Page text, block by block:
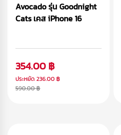
Avocado รุ่น Goodnight
Cats เคส iPhone 16
354.00 ฿
ประหยัด 236.00 ฿
590.00 ฿